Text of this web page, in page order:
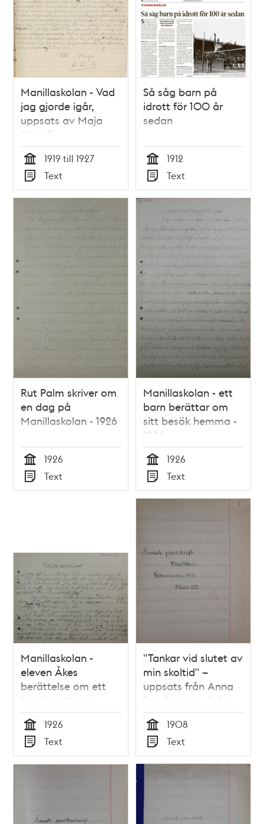
Manillaskolan - Vad
jag gjorde igår,
uppsats av Maja
klass 3
Tid
1919 till 1927
Typ
Text
Så såg barn på
idrott för 100 år
sedan
Tid
1912
Typ
Text
Rut Palm skriver om
en dag på
Manillaskolan - 1926
Tid
1926
Typ
Text
Manillaskolan - ett
barn berättar om
sitt besök hemma -
1926
Tid
1926
Typ
Text
Manillaskolan -
eleven Åkes
berättelse om ett
besök i sitt hem
1926
Tid
1926
Typ
Text
"Tankar vid slutet av
min skoltid" –
uppsats från Anna
Sandströms skola
1908
Tid
1908
Typ
Text